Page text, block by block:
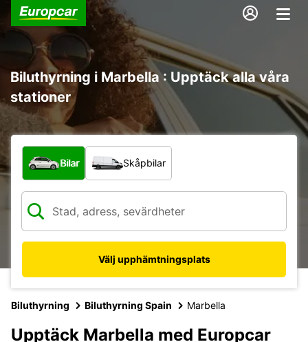
Biluthyrning i Marbella : Upptäck alla våra
stationer
Vilken typ av fordon?
Bilar Skåpbilar
Välj upphämtningsplats
Biluthyrning Biluthyrning Spain Marbella
Upptäck Marbella med Europcar